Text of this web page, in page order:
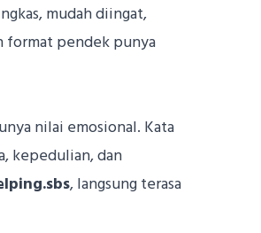
mudah diingat,
format pendek punya
nilai emosional. Kata
kepedulian, dan
, langsung terasa